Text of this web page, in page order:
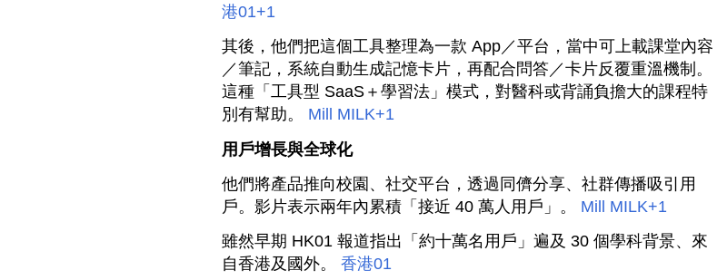
港01+1
其後，他們把這個工具整理為一款 App／平台，當中可上載課堂內容
／筆記，系統自動生成記憶卡片，再配合問答／卡片反覆重溫機制。
這種「工具型 SaaS＋學習法」模式，對醫科或背誦負擔大的課程特
別有幫助。 Mill MILK+1
用戶增長與全球化
他們將產品推向校園、社交平台，透過同儕分享、社群傳播吸引用
戶。影片表示兩年內累積「接近 40 萬人用戶」。 Mill MILK+1
雖然早期 HK01 報道指出「約十萬名用戶」遍及 30 個學科背景、來
自香港及國外。 香港01